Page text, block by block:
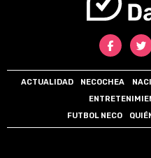
ACTUALIDAD NECOCHEA
FUTBOL NECO